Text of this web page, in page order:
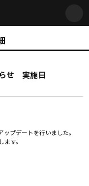
せ 実施日
プデートを行いました。
す。